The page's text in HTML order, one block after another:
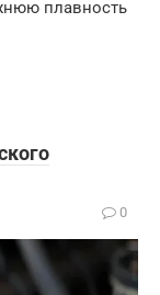
плавность
0